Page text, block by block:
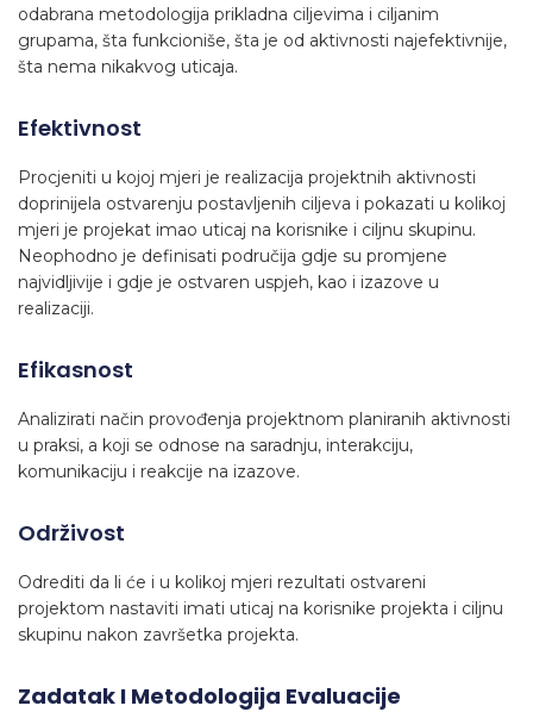
odabrana metodologija prikladna ciljevima i ciljanim
grupama, šta funkcioniše, šta je od aktivnosti najefektivnije,
šta nema nikakvog uticaja.
Efektivnost
Procjeniti u kojoj mjeri je realizacija projektnih aktivnosti
doprinijela ostvarenju postavljenih ciljeva i pokazati u kolikoj
mjeri je projekat imao uticaj na korisnike i ciljnu skupinu.
Neophodno je definisati područija gdje su promjene
najvidljivije i gdje je ostvaren uspjeh, kao i izazove u
realizaciji.
Efikasnost
Analizirati način provođenja projektnom planiranih aktivnosti
u praksi, a koji se odnose na saradnju, interakciju,
komunikaciju i reakcije na izazove.
Održivost
Odrediti da li će i u kolikoj mjeri rezultati ostvareni
projektom nastaviti imati uticaj na korisnike projekta i ciljnu
skupinu nakon završetka projekta.
Zadatak I Metodologija Evaluacije